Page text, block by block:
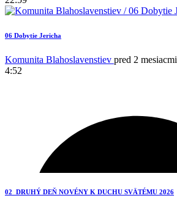
06 Dobytie Jericha
Komunita Blahoslavenstiev pred 2 mesiacmi
4:52
02_DRUHÝ DEŇ NOVÉNY K DUCHU SVÄTÉMU 2026